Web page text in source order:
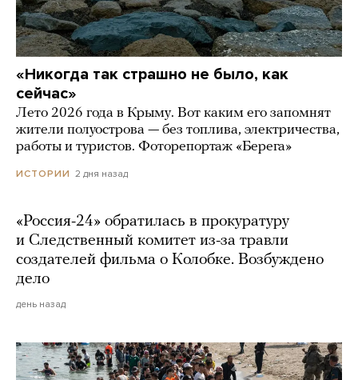
«Никогда так страшно не было, как
сейчас»
Лето 2026 года в Крыму. Вот каким его запомнят
жители полуострова — без топлива, электричества,
работы и туристов. Фоторепортаж «Берега»
ИСТОРИИ 2 дня назад
«Россия-24» обратилась в прокуратуру
и Следственный комитет из-за травли
создателей фильма о Колобке. Возбуждено
дело
день назад